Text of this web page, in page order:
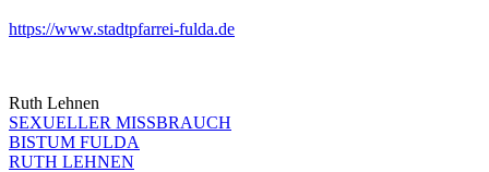
https://www.stadtpfarrei-fulda.de
Ruth Lehnen
SEXUELLER MISSBRAUCH
BISTUM FULDA
RUTH LEHNEN